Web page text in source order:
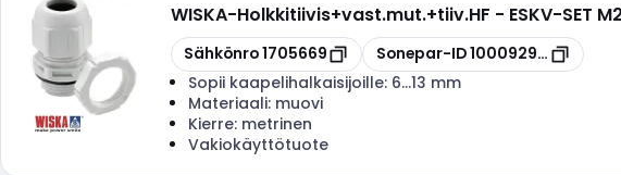
WISKA-Holkkitiivis+vast.mut.+tiiv.HF - ESKV-SET
Kopioi
Sähkönro1705669 Kopioi
Sonepar-ID100092912
Sopii kaapelihalkaisijoille: 6...13 mm
Materiaali: muovi
Kierre: metrinen
Vakiokäyttötuote